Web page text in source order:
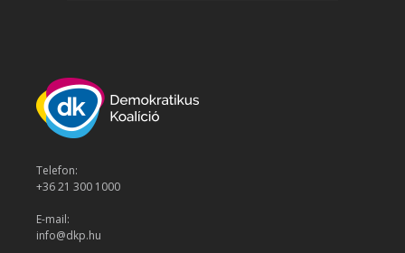
Telefon:
+36 21 300 1000
E-mail:
info@dkp.hu